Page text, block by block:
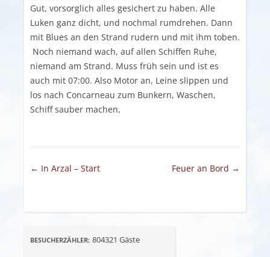
Gut, vorsorglich alles gesichert zu haben. Alle
Luken ganz dicht, und nochmal rumdrehen. Dann
mit Blues an den Strand rudern und mit ihm toben.
Noch niemand wach, auf allen Schiffen Ruhe,
niemand am Strand. Muss früh sein und ist es
auch mit 07:00. Also Motor an, Leine slippen und
los nach Concarneau zum Bunkern, Waschen,
Schiff sauber machen,
Artikel-Navigation
← In Arzal – Start Feuer an Bord →
BESUCHERZÄHLER: 804321 Gäste